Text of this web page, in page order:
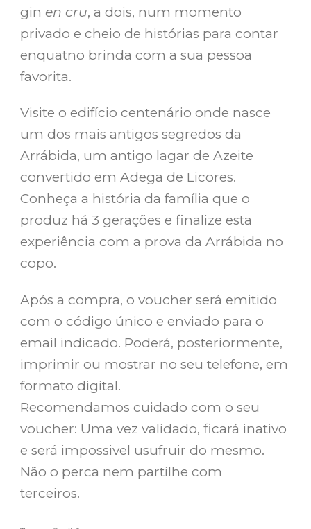
gin en cru, a dois, num momento
privado e cheio de histórias para contar
enquatno brinda com a sua pessoa
favorita.
Visite o edifício centenário onde nasce
um dos mais antigos segredos da
Arrábida, um antigo lagar de Azeite
convertido em Adega de Licores.
Conheça a história da família que o
produz há 3 gerações e finalize esta
experiência com a prova da Arrábida no
copo.
Após a compra, o voucher será emitido
com o código único e enviado para o
email indicado. Poderá, posteriormente,
imprimir ou mostrar no seu telefone, em
formato digital.
Recomendamos cuidado com o seu
voucher: Uma vez validado, ficará inativo
e será impossivel usufruir do mesmo.
Não o perca nem partilhe com
terceiros.